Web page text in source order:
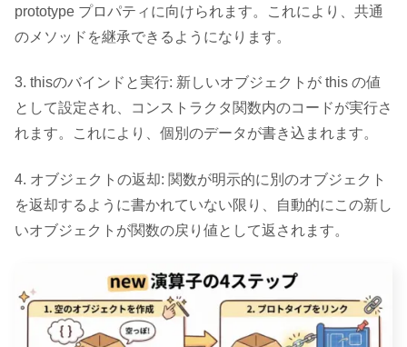
prototype プロパティに向けられます。これにより、共通
のメソッドを継承できるようになります。
3. thisのバインドと実行: 新しいオブジェクトが this の値
として設定され、コンストラクタ関数内のコードが実行さ
れます。これにより、個別のデータが書き込まれます。
4. オブジェクトの返却: 関数が明示的に別のオブジェクト
を返却するように書かれていない限り、自動的にこの新し
いオブジェクトが関数の戻り値として返されます。